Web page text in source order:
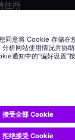
住所
AG 授权的商标。